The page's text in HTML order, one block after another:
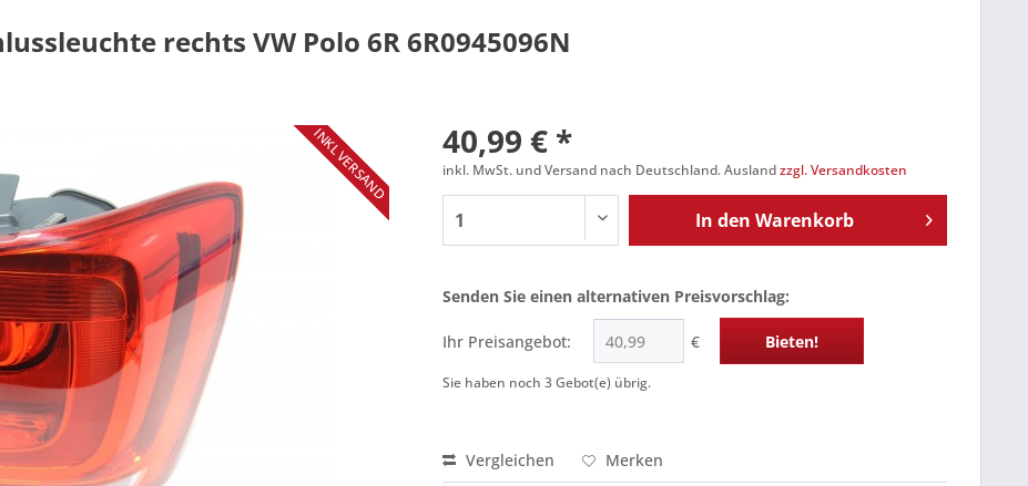
rechts VW Polo 6R 6R0945096N
INKL VERSAND 40,99 € *
inkl. MwSt. und Versand nach Deutschland. Auslandzzgl. Versandkosten
In den Warenkorb
Senden Sie einen alternativen Preisvorschlag:
Ihr Preisangebot: € Bieten!
Sie haben noch 3Gebot(e) übrig.
Vergleichen Merken